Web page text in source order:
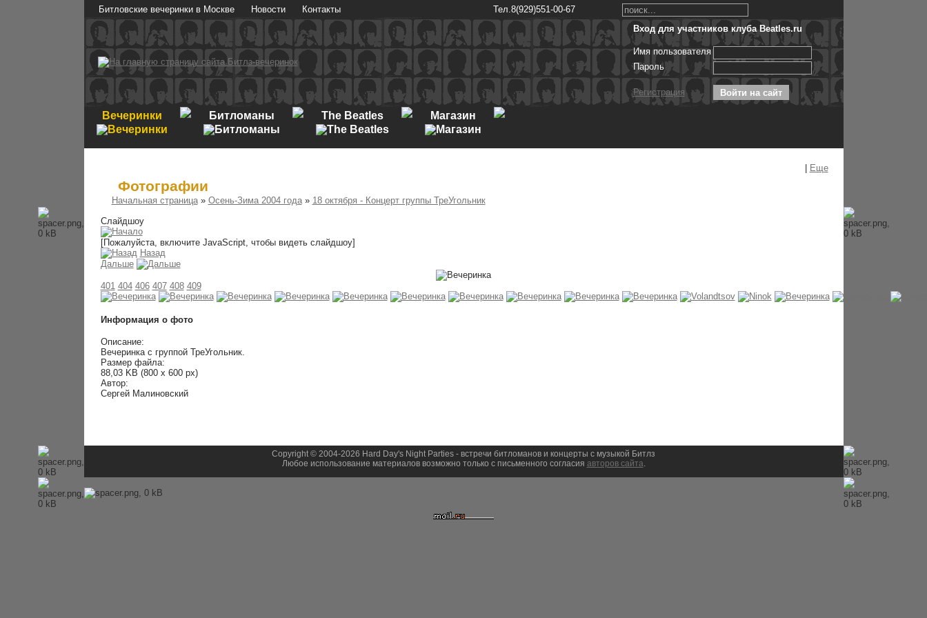
Битловские вечеринки в Москве Новости Контакты
Тел.8(929)551-00-67
Вход для участников клуба Beatles.ru
Имя пользователя
Пароль
Регистрация
Вечеринки Битломаны The Beatles Магазин
Еще
Фотографии
Начальная страница» Осень-Зима 2004 года» 18 октября - Концерт группы ТреУгольник
Слайдшоу
[Пожалуйста, включите JavaScript, чтобы видеть слайдшоу]
Назад
Дальше
401 404 406 407 408 409
Информация о фото
Описание:
Вечеринка с группой ТреУгольник.
Размер файла:
88,03 KB (800 x 600 px)
Автор:
Сергей Малиновский
Copyright © 2004-2026 Hard Day's Night Parties - встречи битломанов и концерты с музыкой Битлз
Любое использование материалов возможно только с письменного согласия авторов сайта.